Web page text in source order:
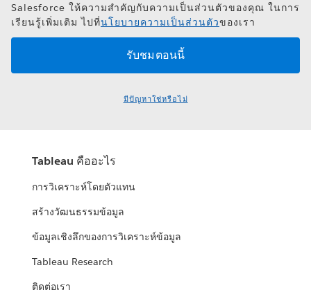
Salesforce ให้ความสำคัญกับความเป็นส่วนตัวของคุณ ในการ
เรียนรู้เพิ่มเติม ไปที่นโยบายความเป็นส่วนตัวของเรา
มีปัญหาใช่หรือไม่
Tableau คืออะไร
การวิเคราะห์โดยตัวแทน
สร้างวัฒนธรรมข้อมูล
ข้อมูลเชิงลึกของการวิเคราะห์ข้อมูล
Tableau Research
ติดต่อเรา